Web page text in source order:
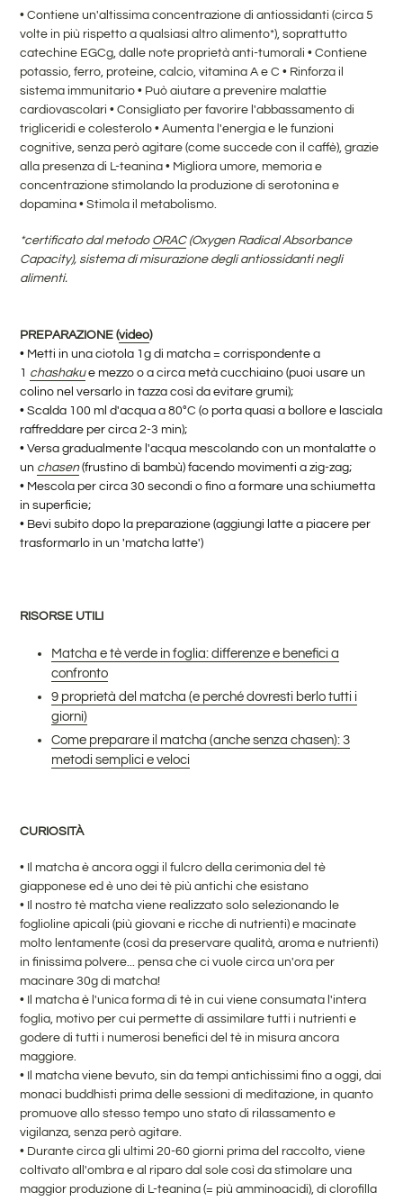
• Contiene un'altissima concentrazione di antiossidanti (circa 5
volte in più rispetto a qualsiasi altro alimento*), soprattutto
catechine EGCg, dalle note proprietà anti-tumorali • Contiene
potassio, ferro, proteine, calcio, vitamina A e C • Rinforza il
sistema immunitario • Può aiutare a prevenire malattie
cardiovascolari • Consigliato per favorire l'abbassamento di
trigliceridi e colesterolo • Aumenta l'energia e le funzioni
cognitive, senza però agitare (come succede con il caffè), grazie
alla presenza di L-teanina • Migliora umore, memoria e
concentrazione stimolando la produzione di serotonina e
dopamina • Stimola il metabolismo.
*certificato dal metodo ORAC(Oxygen Radical Absorbance
Capacity), sistema di misurazione degli antiossidanti negli
alimenti.
PREPARAZIONE (video)
• Metti in una ciotola 1 g di matcha = corrispondente a
1 chashakue mezzo o a circa metà cucchiaino (puoi usare un
colino nel versarlo in tazza così da evitare grumi);
• Scalda 100 ml d'acqua a 80°C (o porta quasi a bollore e lasciala
raffreddare per circa 2-3 min);
• Versa gradualmente l'acqua mescolando con un montalatte o
un chasen(frustino di bambù) facendo movimenti a zig-zag;
• Mescola per circa 30 secondi o fino a formare una schiumetta
in superficie;
• Bevi subito dopo la preparazione (aggiungi latte a piacere per
trasformarlo in un 'matcha latte')
RISORSE UTILI
Matcha e tè verde in foglia: differenze e benefici a
confronto
9 proprietà del matcha (e perché dovresti berlo tutti i
giorni)
Come preparare il matcha (anche senza chasen): 3
metodi semplici e veloci
CURIOSITÀ
• Il matcha è ancora oggi il fulcro della cerimonia del tè
giapponese ed è uno dei tè più antichi che esistano
• Il nostro tè matcha viene realizzato solo selezionando le
foglioline apicali (più giovani e ricche di nutrienti) e macinate
molto lentamente (così da preservare qualità, aroma e nutrienti)
in finissima polvere... pensa che ci vuole circa un'ora per
macinare 30g di matcha!
• Il matcha è l'unica forma di tè in cui viene consumata l'intera
foglia, motivo per cui permette di assimilare tutti i nutrienti e
godere di tutti i numerosi benefici del tè in misura ancora
maggiore.
• Il matcha viene bevuto, sin da tempi antichissimi fino a oggi, dai
monaci buddhisti prima delle sessioni di meditazione, in quanto
promuove allo stesso tempo uno stato di rilassamento e
vigilanza, senza però agitare.
• Durante circa gli ultimi 20-60 giorni prima del raccolto, viene
coltivato all'ombra e al riparo dal sole così da stimolare una
maggior produzione di L-teanina (= più amminoacidi), di clorofilla